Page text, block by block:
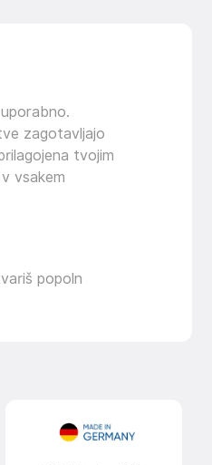
zagotavljajo
tvojim
vsakem
popoln